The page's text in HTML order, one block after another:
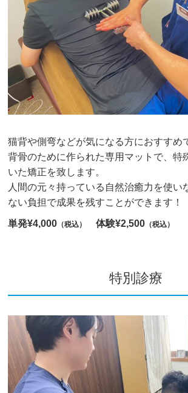
猫背や側弯などが気になる方におすすめ
背骨のために作られた専用マットで、特
いた矯正を致します。
人間の元々持っている自然治癒力を使い
ない負担で成果を残すことができます！
単発¥4,000 （税込） 体験¥2,500 （税込）
特別診療